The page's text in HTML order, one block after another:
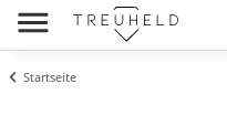
Startseite